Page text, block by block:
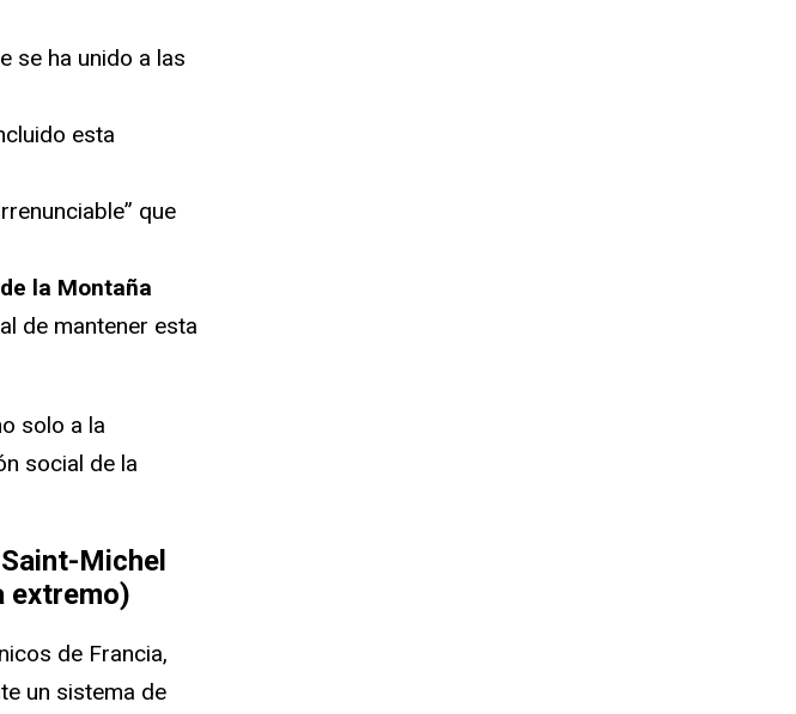
se ha unido a las
esta
que
la Montaña
de mantener esta
solo a la
social de la
Michel
extremo)
de Francia,
un sistema de